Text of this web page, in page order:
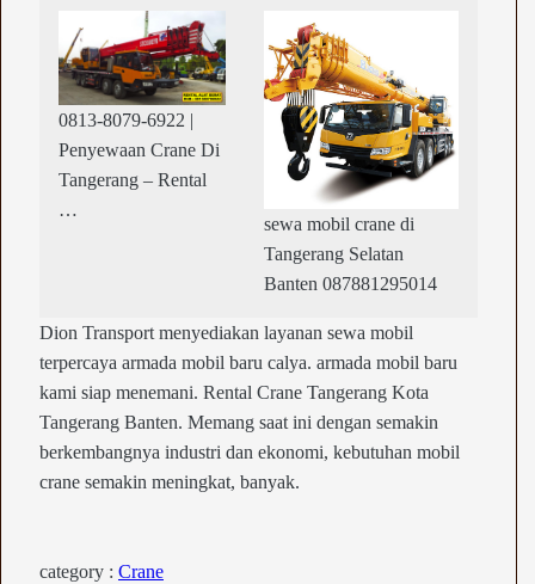
0813-8079-6922 |
Penyewaan Crane Di
Tangerang – Rental
…
sewa mobil crane di
Tangerang Selatan
Banten 087881295014
Dion Transport menyediakan layanan sewa mobil
terpercaya armada mobil baru calya. armada mobil baru
kami siap menemani. Rental Crane Tangerang Kota
Tangerang Banten. Memang saat ini dengan semakin
berkembangnya industri dan ekonomi, kebutuhan mobil
crane semakin meningkat, banyak.
category : Crane